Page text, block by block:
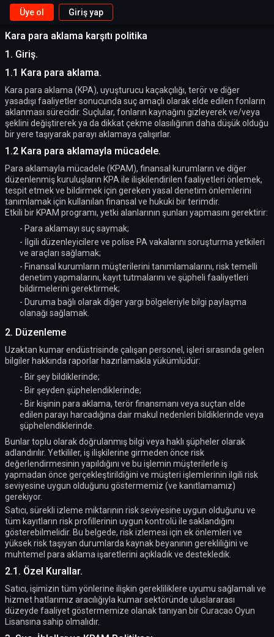
Üye ol Giriş yap
Kara para aklama karşıtı politika
1. Giriş.
1.1 Kara para aklama.
Kara para aklama (KPA), uyuşturucu kaçakçılığı, terör ve diğer
yasadışı faaliyetler sonucunda suç amaçlı olarak elde edilen fonların
aklanması sürecidir. Suçlular, fonların kaynağını gizleyerek ve/veya
şeklini değiştirerek ya da dikkat çekme olasılığının daha düşük olduğu
bir yere taşıyarak parayı aklamaya çalışırlar.
1.2 Kara para aklamayla mücadele.
Para aklamayla mücadele (KPAM), finansal kurumların ve diğer
düzenlenmiş kuruluşların KPA ile ilişkilendirilen faaliyetleri önlemek,
tespit etmek ve bildirmek için gereken yasal denetim önlemlerini
tanımlamak için kullanılan finansal ve hukuki bir terimdir.
Etkili bir KPAM programı, yetki alanlarının şunları yapmasını gerektirir:
- Para aklamayı suç saymak;
- İlgili düzenleyicilere ve polise PA vakalarını soruşturma yetkileri
ve araçları sağlamak;
- Finansal kurumların müşterilerini tanımlamalarını, risk temelli
denetim yapmalarını, kayıt tutmalarını ve şüpheli faaliyetleri
bildirmelerini gerektirmek;
- Duruma bağlı olarak diğer yargı bölgeleriyle bilgi paylaşma
olanağı sağlamak.
2. Düzenleme
Uzaktan kumar endüstrisinde çalışan personel, işleri sırasında gelen
bilgiler hakkında raporlar hazırlamakla yükümlüdür:
- Bir şey bildiklerinde;
- Bir şeyden şüphelendiklerinde;
- Bir kişinin para aklama, terör finansmanı veya suçtan elde
edilen parayı harcadığına dair makul nedenleri bildiklerinde veya
şüphelendiklerinde.
Bunlar toplu olarak doğrulanmış bilgi veya haklı şüpheler olarak
adlandırılır. Yetkililer, iş ilişkilerine girmeden önce risk
değerlendirmesinin yapıldığını ve bu işlemin müşterilerle iş
yapmadan önce gerçekleştirildiğini ve müşteri işlemlerinin ilgili risk
seviyesine uygun olduğunu göstermemiz (ve kanıtlamamız)
gerekiyor.
Satıcı, sürekli izleme miktarının risk seviyesine uygun olduğunu ve
tüm kayıtların risk profillerinin uygun kontrolü ile saklandığını
gösterebilmelidir. Bu belgede, risk izlemesi için ek önlemleri ve
yüksek risk taşıyan durumlarda kaynak beyanının gerekliliğini ve
muhtemel para aklama işaretlerini açıkladık ve destekledik.
2.1. Özel Kurallar.
Satıcı, işimizin tüm yönlerine ilişkin gerekliliklere uyumu sağlamalı ve
hizmet hatlarımız aracılığıyla kumar sektöründe uluslararası
düzeyde faaliyet göstermemize olanak tanıyan bir Curacao Oyun
Lisansına sahip olmalıdır.